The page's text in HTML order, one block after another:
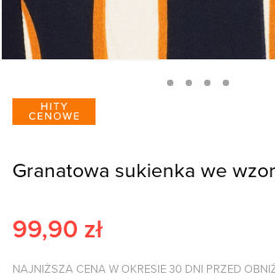
Granatowa sukienka we
99,90 zł
NAJNIŻSZA CENA W OKRESIE 30 DNI PRZED